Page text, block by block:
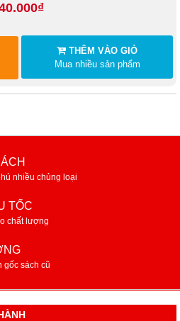
THÊM VÀO GIỎ
Mua nhiều sản phẩm
nhiều chủng loại
TỐC
chất lượng
gốc sách cũ